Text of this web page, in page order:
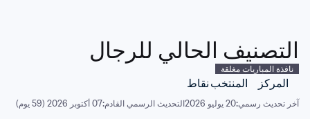
التصنيف الحالي للرجال
نافذة المباريات مغلقة
المركز المنتخب نقاط
آخر تحديث رسمي:20 يوليو 2026 التحديث الرسمي القادم:07 أكتوبر 2026 (59 يوم)